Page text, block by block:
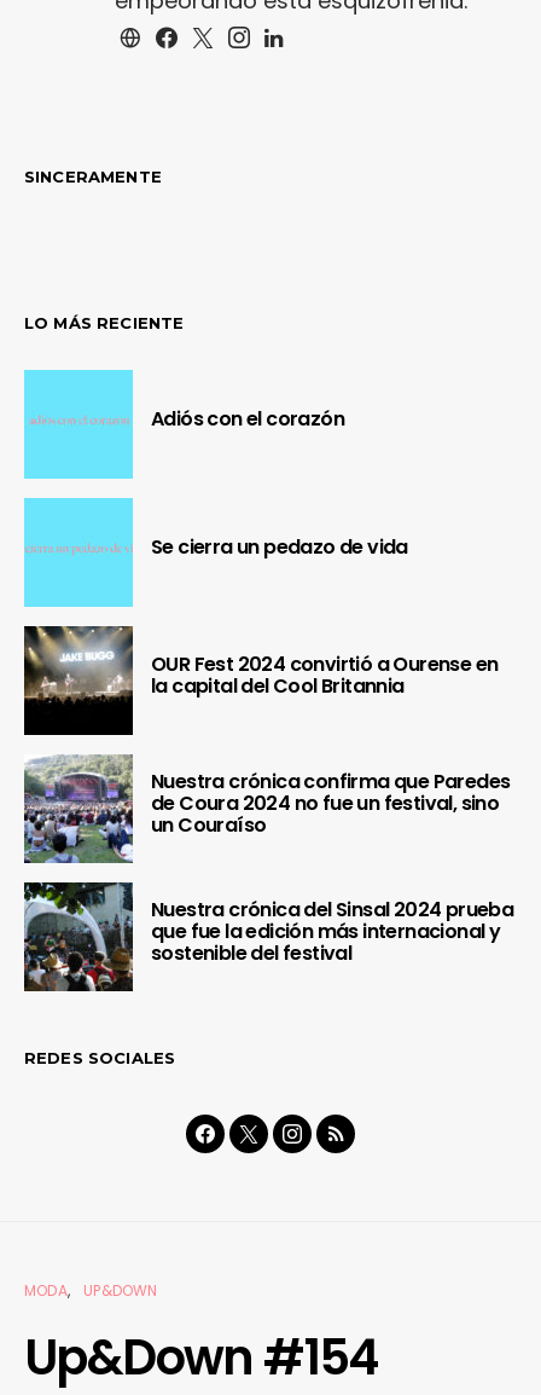
SINCERAMENTE
LO MÁS RECIENTE
Adiós con el corazón
Se cierra un pedazo de vida
OUR Fest 2024 convirtió a Ourense en
la capital del Cool Britannia
Nuestra crónica confirma que Paredes
de Coura 2024 no fue un festival, sino
un Couraíso
Nuestra crónica del Sinsal 2024 prueba
que fue la edición más internacional y
sostenible del festival
REDES SOCIALES
MODA UP&DOWN
Up&Down #154